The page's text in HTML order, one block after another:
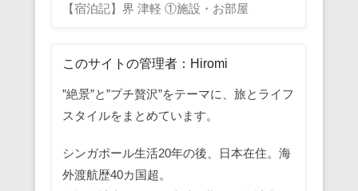
【宿泊記】界 津軽 ①施設・お部屋
このサイトの管理者：Hiromi
”絶景”と”プチ贅沢”をテーマに、旅とライフ
スタイルをまとめています。
シンガポール生活20年の後、日本在住。海
外渡航歴40カ国超。